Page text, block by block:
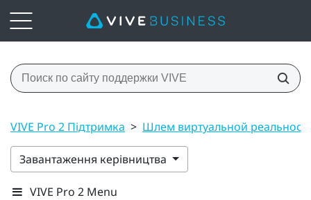
VIVE Pro 2 Підтримка > Шлем виртуальной
Завантаження керівництва
VIVE Pro 2 Menu